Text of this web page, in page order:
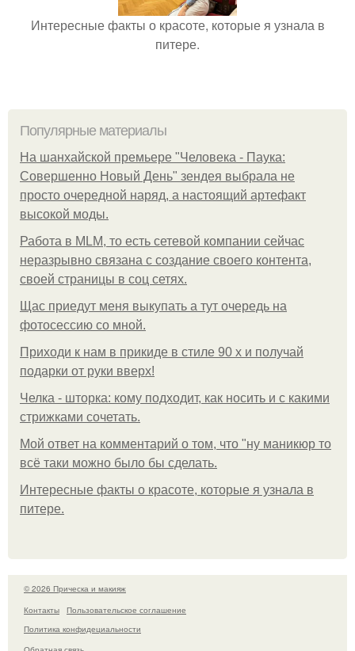
Интересные факты о красоте, которые я узнала в
питере.
Популярные материалы
На шанхайской премьере "Человека - Паука:
Совершенно Новый День" зендея выбрала не
просто очередной наряд, а настоящий артефакт
высокой моды.
Работа в MLM, то есть сетевой компании сейчас
неразрывно связана с создание своего контента,
своей страницы в соц сетях.
Щас приедут меня выкупать а тут очередь на
фотосессию со мной.
Приходи к нам в прикиде в стиле 90 х и получай
подарки от руки вверх!
Челка - шторка: кому подходит, как носить и с какими
стрижками сочетать.
Мой ответ на комментарий о том, что "ну маникюр то
всё таки можно было бы сделать.
Интересные факты о красоте, которые я узнала в
питере.
© 2026 Прическа и макияж
Контакты
Пользовательское соглашение
Политика конфидециальности